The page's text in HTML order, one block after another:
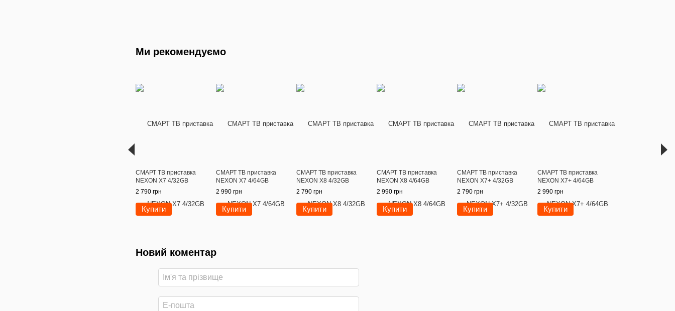
Ми рекомендуємо
СМАРТ ТВ приставка
NEXON X7 4/32GB
2 790 грн
Купити
СМАРТ ТВ приставка
NEXON X7 4/64GB
2 990 грн
Купити
СМАРТ ТВ приставка
NEXON X8 4/32GB
2 790 грн
Купити
СМАРТ ТВ приставка
NEXON X8 4/64GB
2 990 грн
Купити
СМАРТ ТВ приставка
NEXON X7+ 4/32GB
2 790 грн
Купити
СМАРТ ТВ приставка
NEXON X7+ 4/64GB
2 990 грн
Купити
Новий коментар